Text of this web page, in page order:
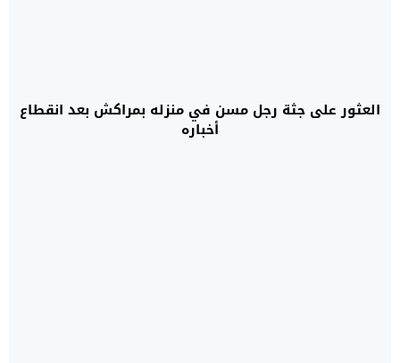
العثور على جثة رجل مسن في منزله بمراكش بعد انقطاع
أخباره